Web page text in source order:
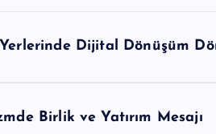
Dijital Dönüşüm
Birlik ve Yatırım Mesajı